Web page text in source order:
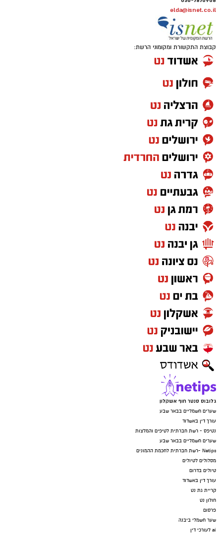
elda@isnet.co.il
קבוצת התקשורת ומקומוני הרשת:
גלובוס סנטר חוף אשקלון
שערים חשמליים בבאר שבע
עורך דין באשדוד
נטיפס - רשת חברתית לטיפים והמלצות
שערים חשמליים בבאר שבע
Netips -רשת חברתית לחכמת ההמונים
מסלולים לטיולים
טיולים בדרום
עורך דין באשדוד
קריית גת נט
חולון נט
פרסום
שער חשמלי ביבנה
ai לעורכי דין